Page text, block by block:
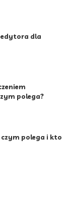
dla
polega?
czym polega i kto